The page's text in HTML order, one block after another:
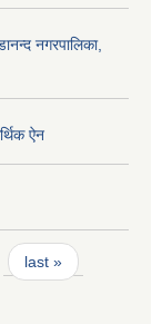
नगरपालिका,
ऐन
last »